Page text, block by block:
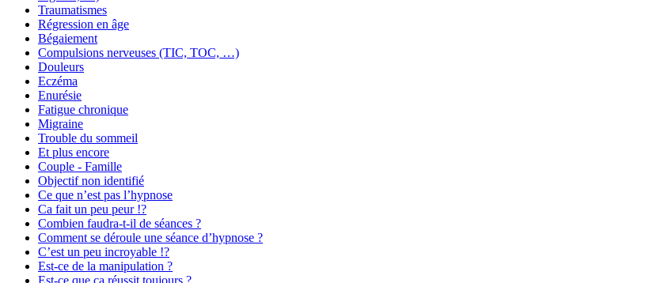
Traumatismes
Régression en âge
Bégaiement
Compulsions nerveuses (TIC, TOC, …)
Douleurs
Eczéma
Enurésie
Fatigue chronique
Migraine
Trouble du sommeil
Et plus encore
Couple - Famille
Objectif non identifié
Ce que n’est pas l’hypnose
Ca fait un peu peur !?
Combien faudra-t-il de séances ?
Comment se déroule une séance d’hypnose ?
C’est un peu incroyable !?
Est-ce de la manipulation ?
Est-ce que ça réussit toujours ?